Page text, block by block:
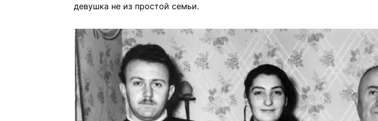
девушка не из простой семьи.